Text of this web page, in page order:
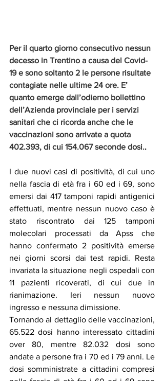
Per il quarto giorno consecutivo nessun
decesso in Trentino a causa del Covid-
19 e sono soltanto 2 le persone risultate
contagiate nelle ultime 24 ore. E’
quanto emerge dall’odierno bollettino
dell’Azienda provinciale per i servizi
sanitari che ci ricorda anche che le
vaccinazioni sono arrivate a quota
402.393, di cui 154.067 seconde dosi..
I due nuovi casi di positività, di cui uno
nella fascia di età fra i 60 ed i 69, sono
emersi dai 417 tamponi rapidi antigenici
effettuati, mentre nessun nuovo caso è
stato riscontrato dai 125 tamponi
molecolari processati da Apss che
hanno confermato 2 positività emerse
nei giorni scorsi dai test rapidi. Resta
invariata la situazione negli ospedali con
11 pazienti ricoverati, di cui due in
rianimazione. Ieri nessun nuovo
ingresso e nessuna dimissione.
Tornando al dettaglio delle vaccinazioni,
65.522 dosi hanno interessato cittadini
over 80, mentre 82.032 dosi sono
andate a persone fra i 70 ed i 79 anni. Le
dosi somministrate a cittadini compresi